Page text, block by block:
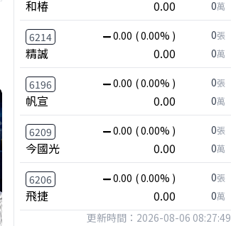
和椿 0.00 0萬
6214 0.00 ( 0.00% )
精誠 0.00
0張
0萬
6196 0.00 ( 0.00% )
帆宣 0.00
0張
0萬
6209 0.00 ( 0.00% )
今國光 0.00
0張
0萬
6206 0.00 ( 0.00% )
飛捷 0.00
0張
0萬
更新時間：2026-08-06 08:27:49